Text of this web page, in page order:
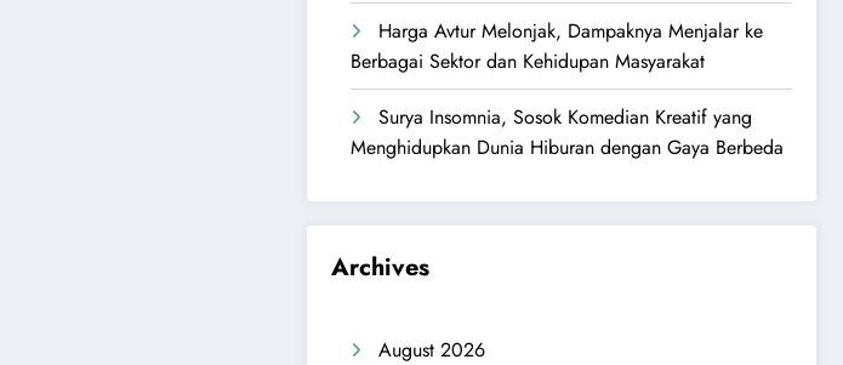
Harga Avtur Melonjak, Dampaknya Menjalar ke
Berbagai Sektor dan Kehidupan Masyarakat
Surya Insomnia, Sosok Komedian Kreatif yang
Menghidupkan Dunia Hiburan dengan Gaya Berbeda
Archives
August 2026